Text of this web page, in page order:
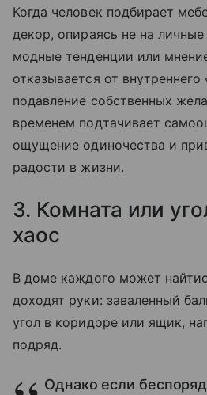
Когда человек подбирает
декор, опираясь не на
модные тенденции или
отказывается от внутреннего
подавление собственных
временем подтачивает
ощущение одиночества и
радости в жизни.
3. Комната или
хаос
В доме каждого может
доходят руки: заваленный
угол в коридоре или ящик,
подряд.
Однако если